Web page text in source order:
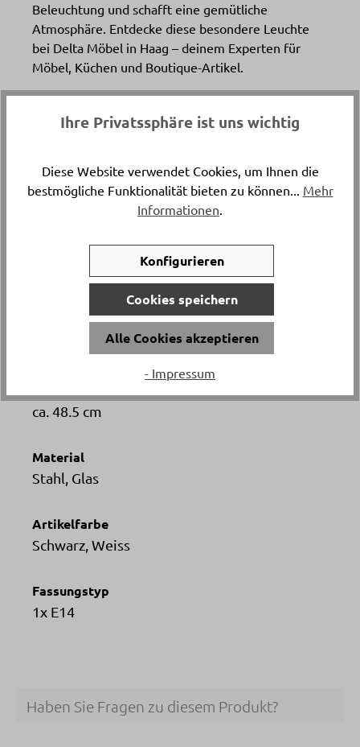
Beleuchtung und schafft eine gemütliche
Atmosphäre. Entdecke diese besondere Leuchte
bei Delta Möbel in Haag – deinem Experten für
Möbel, Küchen und Boutique-Artikel.
Katalogpreis
Artikelnummer
ca. 23 cm
Versand & Lieferung
Postversand
ca. 48.5 cm
Material
Stahl, Glas
Artikelfarbe
Schwarz, Weiss
Fassungstyp
1x E14
Haben Sie Fragen zu diesem Produkt?
Ihre Privatssphäre ist uns wichtig
Diese Website verwendet Cookies, um Ihnen die
bestmögliche Funktionalität bieten zu können... Mehr
Informationen
Konfigurieren
Cookies speichern
Alle Cookies akzeptieren
- Impressum